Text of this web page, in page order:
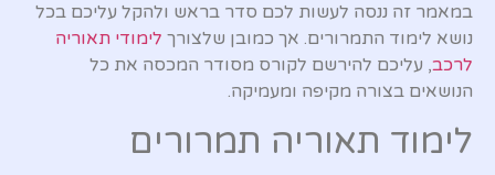
במאמר זה ננסה לעשות לכם סדר בראש ולהקל עליכם בכל
נושא לימוד התמרורים. אך כמובן שלצורך לימודי תאוריה
לרכב, עליכם להירשם לקורס מסודר המכסה את כל
הנושאים בצורה מקיפה ומעמיקה.
לימוד תאוריה תמרורים